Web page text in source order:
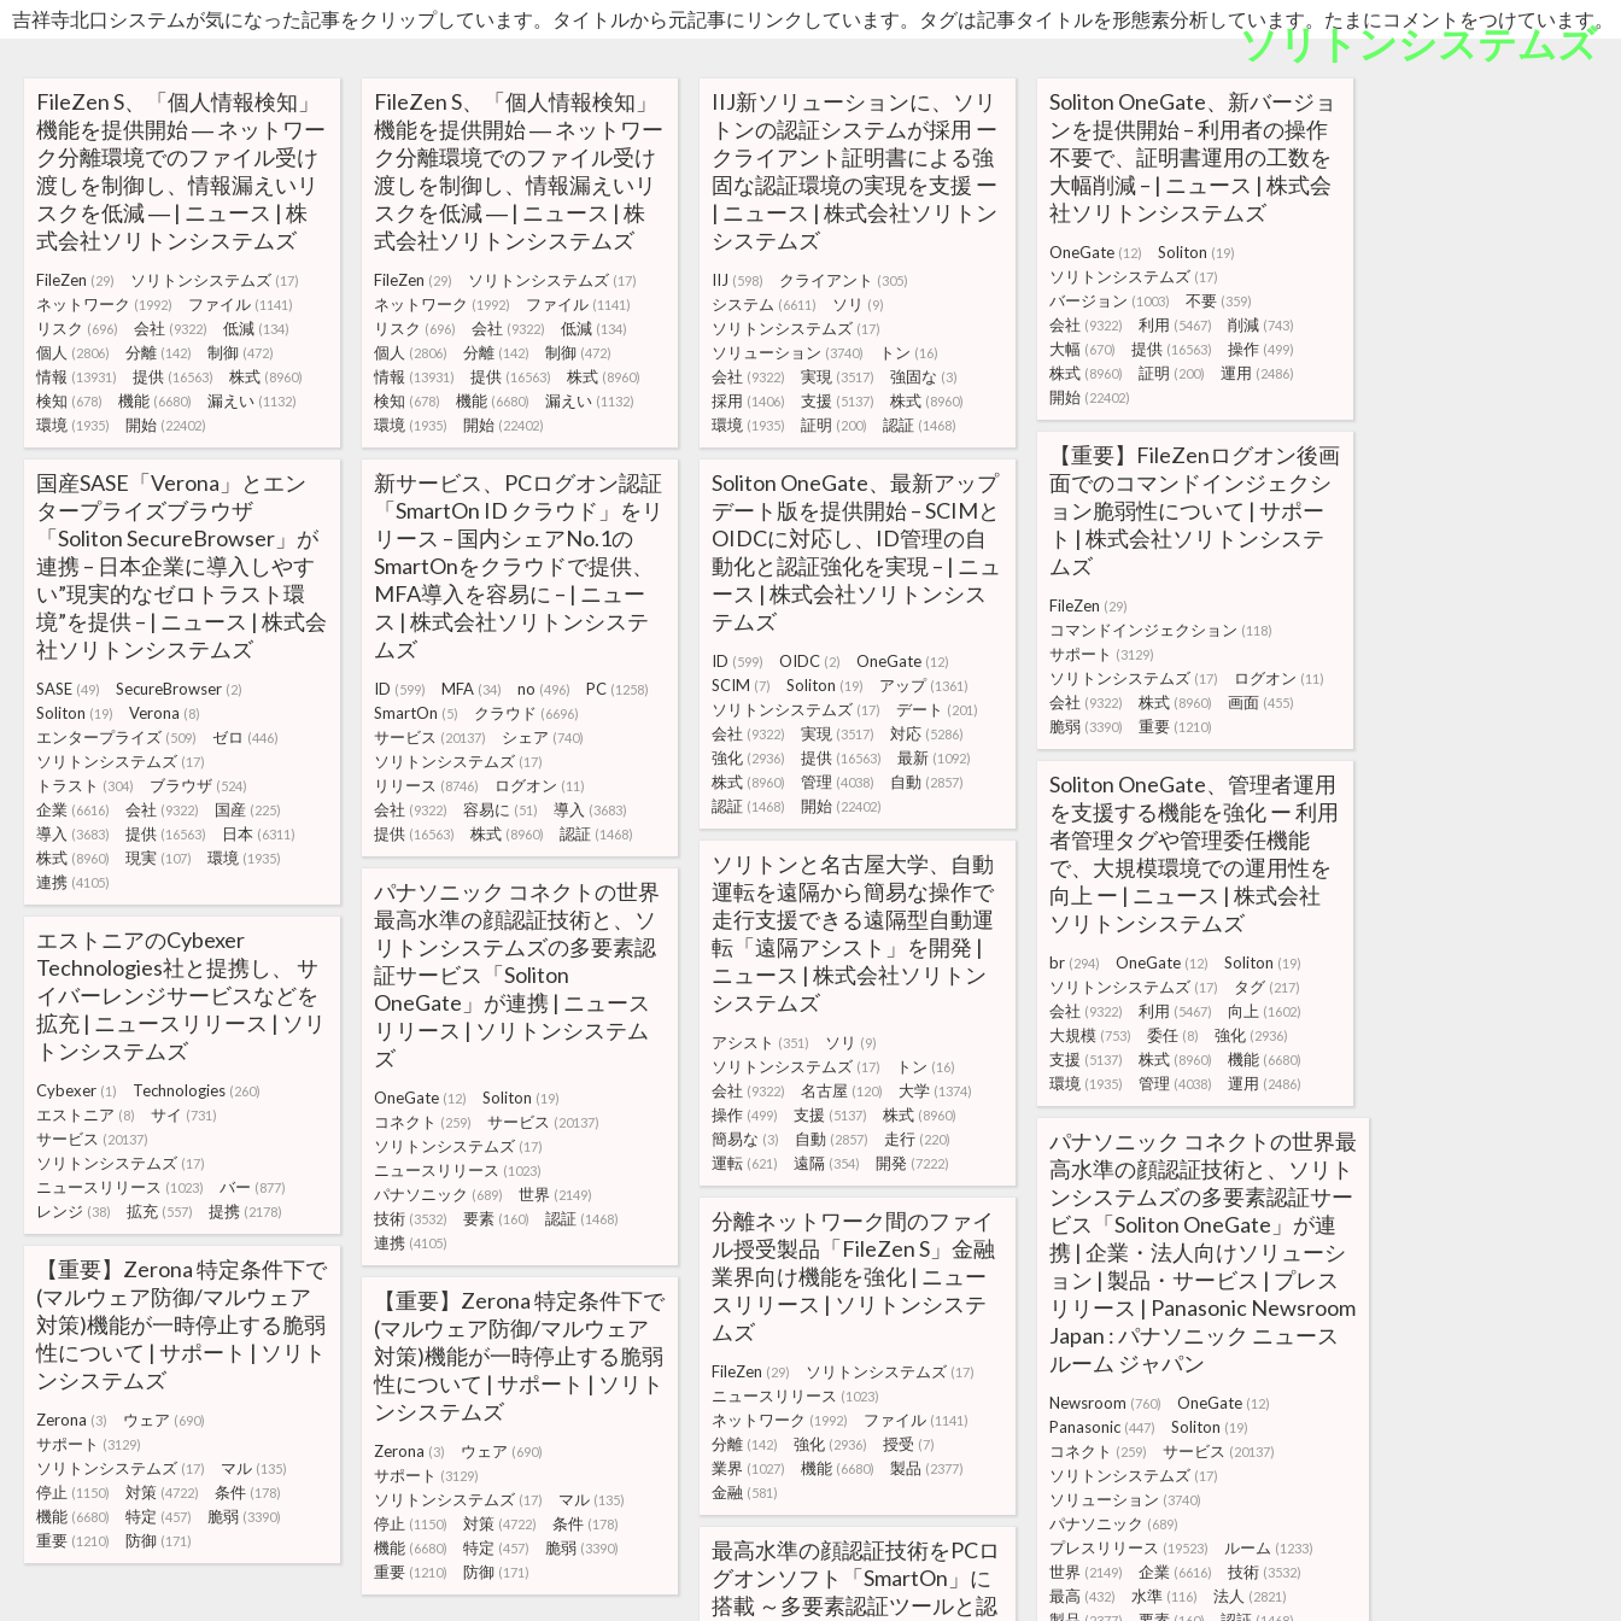
吉祥寺北口システムが気になった記事をクリップしています。タイトルから元記事にリンクしています。タグは記事タイトルを形態素分析しています。たまにコメントをつけています。
ソリトンシステムズ
FileZen S、「個人情報検知」
機能を提供開始 ― ネットワー
ク分離環境でのファイル受け
渡しを制御し、情報漏えいリ
スクを低減 ― | ニュース | 株
式会社ソリトンシステムズ
FileZen (29) ソリトンシステムズ (17)
ネットワーク (1992) ファイル (1141)
リスク (696) 会社 (9322) 低減 (134)
個人 (2806) 分離 (142) 制御 (472)
情報 (13931) 提供 (16563) 株式 (8960)
検知 (678) 機能 (6680) 漏えい (1132)
環境 (1935) 開始 (22402)
FileZen S、「個人情報検知」
機能を提供開始 ― ネットワー
ク分離環境でのファイル受け
渡しを制御し、情報漏えいリ
スクを低減 ― | ニュース | 株
式会社ソリトンシステムズ
FileZen (29) ソリトンシステムズ (17)
ネットワーク (1992) ファイル (1141)
リスク (696) 会社 (9322) 低減 (134)
個人 (2806) 分離 (142) 制御 (472)
情報 (13931) 提供 (16563) 株式 (8960)
検知 (678) 機能 (6680) 漏えい (1132)
環境 (1935) 開始 (22402)
IIJ新ソリューションに、ソリ
トンの認証システムが採用 ー
クライアント証明書による強
固な認証環境の実現を支援 ー
| ニュース | 株式会社ソリトン
システムズ
IIJ (598) クライアント (305)
システム (6611) ソリ (9)
ソリトンシステムズ (17)
ソリューション (3740) トン (16)
会社 (9322) 実現 (3517) 強固な (3)
採用 (1406) 支援 (5137) 株式 (8960)
環境 (1935) 証明 (200) 認証 (1468)
Soliton OneGate、新バージョ
ンを提供開始 – 利用者の操作
不要で、証明書運用の工数を
大幅削減 – | ニュース | 株式会
社ソリトンシステムズ
OneGate (12) Soliton (19)
ソリトンシステムズ (17)
バージョン (1003) 不要 (359)
会社 (9322) 利用 (5467) 削減 (743)
大幅 (670) 提供 (16563) 操作 (499)
株式 (8960) 証明 (200) 運用 (2486)
開始 (22402)
【重要】FileZenログオン後画
面でのコマンドインジェクシ
ョン脆弱性について | サポー
ト | 株式会社ソリトンシステ
ムズ
FileZen (29)
コマンドインジェクション (118)
サポート (3129)
ソリトンシステムズ (17) ログオン (11)
会社 (9322) 株式 (8960) 画面 (455)
脆弱 (3390) 重要 (1210)
国産SASE「Verona」とエン
タープライズブラウザ
「Soliton SecureBrowser」が
連携 – 日本企業に導入しやす
い”現実的なゼロトラスト環
境”を提供 – | ニュース | 株式会
社ソリトンシステムズ
SASE (49) SecureBrowser (2)
Soliton (19) Verona (8)
エンタープライズ (509) ゼロ (446)
ソリトンシステムズ (17)
トラスト (304) ブラウザ (524)
企業 (6616) 会社 (9322) 国産 (225)
導入 (3683) 提供 (16563) 日本 (6311)
株式 (8960) 現実 (107) 環境 (1935)
連携 (4105)
新サービス、PCログオン認証
「SmartOn ID クラウド」をリ
リース – 国内シェアNo.1の
SmartOnをクラウドで提供、
MFA導入を容易に – | ニュー
ス | 株式会社ソリトンシステ
ムズ
ID (599) MFA (34) no (496) PC (1258)
SmartOn (5) クラウド (6696)
サービス (20137) シェア (740)
ソリトンシステムズ (17)
リリース (8746) ログオン (11)
会社 (9322) 容易に (51) 導入 (3683)
提供 (16563) 株式 (8960) 認証 (1468)
Soliton OneGate、最新アップ
デート版を提供開始 – SCIMと
OIDCに対応し、ID管理の自
動化と認証強化を実現 – | ニュ
ース | 株式会社ソリトンシス
テムズ
ID (599) OIDC (2) OneGate (12)
SCIM (7) Soliton (19) アップ (1361)
ソリトンシステムズ (17) デート (201)
会社 (9322) 実現 (3517) 対応 (5286)
強化 (2936) 提供 (16563) 最新 (1092)
株式 (8960) 管理 (4038) 自動 (2857)
認証 (1468) 開始 (22402)
Soliton OneGate、管理者運用
を支援する機能を強化 ー 利用
者管理タグや管理委任機能
で、大規模環境での運用性を
向上 ー | ニュース | 株式会社
ソリトンシステムズ
br (294) OneGate (12) Soliton (19)
ソリトンシステムズ (17) タグ (217)
会社 (9322) 利用 (5467) 向上 (1602)
大規模 (753) 委任 (8) 強化 (2936)
支援 (5137) 株式 (8960) 機能 (6680)
環境 (1935) 管理 (4038) 運用 (2486)
ソリトンと名古屋大学、自動
運転を遠隔から簡易な操作で
走行支援できる遠隔型自動運
転「遠隔アシスト」を開発 |
ニュース | 株式会社ソリトン
システムズ
アシスト (351) ソリ (9)
ソリトンシステムズ (17) トン (16)
会社 (9322) 名古屋 (120) 大学 (1374)
操作 (499) 支援 (5137) 株式 (8960)
簡易な (3) 自動 (2857) 走行 (220)
運転 (621) 遠隔 (354) 開発 (7222)
パナソニック コネクトの世界
最⾼⽔準の顔認証技術と、ソ
リトンシステムズの多要素認
証サービス「Soliton
OneGate」が連携 | ニュース
リリース | ソリトンシステム
ズ
OneGate (12) Soliton (19)
コネクト (259) サービス (20137)
ソリトンシステムズ (17)
ニュースリリース (1023)
パナソニック (689) 世界 (2149)
技術 (3532) 要素 (160) 認証 (1468)
連携 (4105)
パナソニック コネクトの世界最
高水準の顔認証技術と、ソリト
ンシステムズの多要素認証サー
ビス「Soliton OneGate」が連
携 | 企業・法人向けソリューシ
ョン | 製品・サービス | プレス
リリース | Panasonic Newsroom
Japan : パナソニック ニュース
ルーム ジャパン
Newsroom (760) OneGate (12)
Panasonic (447) Soliton (19)
コネクト (259) サービス (20137)
ソリトンシステムズ (17)
ソリューション (3740)
パナソニック (689)
プレスリリース (19523) ルーム (1233)
世界 (2149) 企業 (6616) 技術 (3532)
最高 (432) 水準 (116) 法人 (2821)
エストニアのCybexer
Technologies社と提携し、 サ
イバーレンジサービスなどを
拡充 | ニュースリリース | ソリ
トンシステムズ
Cybexer (1) Technologies (260)
エストニア (8) サイ (731)
サービス (20137)
ソリトンシステムズ (17)
ニュースリリース (1023) バー (877)
レンジ (38) 拡充 (557) 提携 (2178)
分離ネットワーク間のファイ
ル授受製品「FileZen S」金融
業界向け機能を強化 | ニュー
スリリース | ソリトンシステ
ムズ
FileZen (29) ソリトンシステムズ (17)
ニュースリリース (1023)
ネットワーク (1992) ファイル (1141)
分離 (142) 強化 (2936) 授受 (7)
業界 (1027) 機能 (6680) 製品 (2377)
金融 (581)
【重要】Zerona 特定条件下で
(マルウェア防御/マルウェア
対策)機能が一時停止する脆弱
性について | サポート | ソリト
ンシステムズ
Zerona (3) ウェア (690)
サポート (3129)
ソリトンシステムズ (17) マル (135)
停止 (1150) 対策 (4722) 条件 (178)
機能 (6680) 特定 (457) 脆弱 (3390)
重要 (1210) 防御 (171)
【重要】Zerona 特定条件下で
(マルウェア防御/マルウェア
対策)機能が一時停止する脆弱
性について | サポート | ソリト
ンシステムズ
Zerona (3) ウェア (690)
サポート (3129)
ソリトンシステムズ (17) マル (135)
停止 (1150) 対策 (4722) 条件 (178)
機能 (6680) 特定 (457) 脆弱 (3390)
重要 (1210) 防御 (171)
最高水準の顔認証技術をPCロ
グオンソフト「SmartOn」に
搭載 ～多要素認証ツールと認